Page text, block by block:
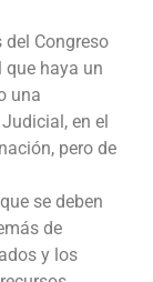
del Congreso
que haya un
una
en el
pero de
se deben
de
y los